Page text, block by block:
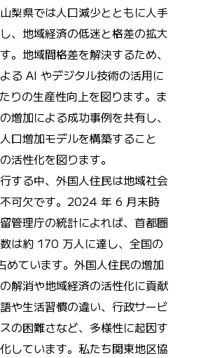
梨県では人口減少とともに人手
、地域経済の低迷と格差の拡大
。地域間格差を解決するため、
る AI やデジタル技術の活用に
りの生産性向上を図ります。ま
増加による成功事例を共有し、
口増加モデルを構築すること
活性化を図ります。
する中、外国人住民は地域社会
可欠です。2024 年 6 月末時
管理庁の統計によれば、首都圏
は約 170 万人に達し、全国の
ています。外国人住民の増加
解消や地域経済の活性化に貢献
や生活習慣の違い、行政サービ
の困難さなど、多様性に起因す
しています。私たち関東地区協